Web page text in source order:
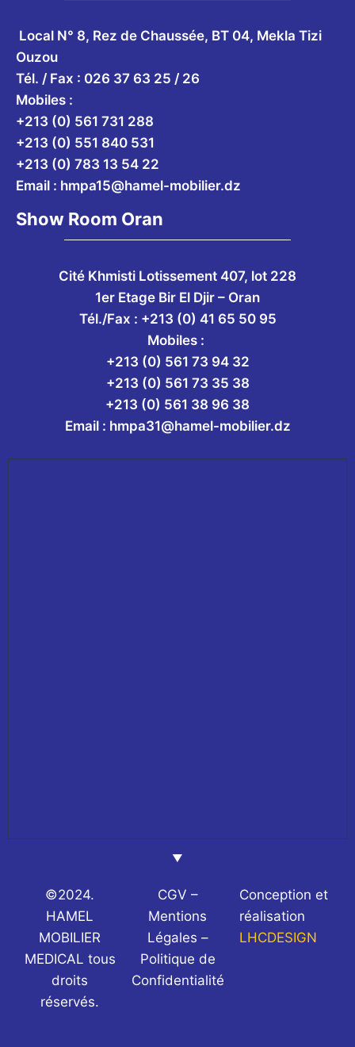
Local N° 8, Rez de Chaussée, BT 04, Mekla Tizi
Ouzou
Tél. / Fax : 026 37 63 25 / 26
Mobiles :
+213 (0) 561 731 288
+213 (0) 551 840 531
+213 (0) 783 13 54 22
Email : hmpa15@hamel-mobilier.dz
Show Room Oran
Cité Khmisti Lotissement 407, lot 228
1er Etage Bir El Djir – Oran
Tél./Fax : +213 (0) 41 65 50 95
Mobiles :
+213 (0) 561 73 94 32
+213 (0) 561 73 35 38
+213 (0) 561 38 96 38
Email : hmpa31@hamel-mobilier.dz
©2024.
HAMEL
MOBILIER
MEDICAL tous
droits
réservés.
CGV –
Mentions
Légales –
Politique de
Confidentialité
Conception et
réalisation
LHCDESIGN